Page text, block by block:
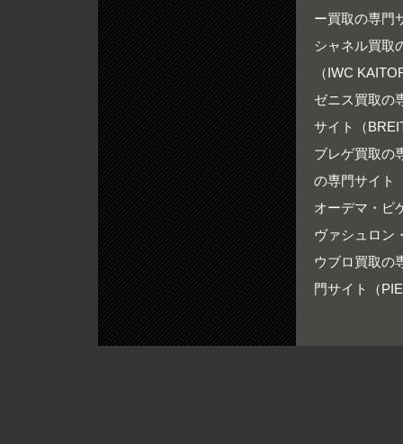
ー買取の専門
シャネル買取
（IWC
ゼニス買取の
サイト（
ブレゲ買取の
の専門サイト
オーデマ・ピ
ヴァシュロン
ウブロ買取の
門サイト（